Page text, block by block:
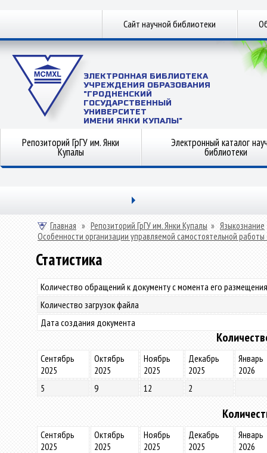
Сайт научной библиотеки
ЭЛЕКТРОННАЯ БИБЛИОТЕКА
УЧРЕЖДЕНИЯ ОБРАЗОВАНИЯ
"ГРОДНЕНСКИЙ
ГОСУДАРСТВЕННЫЙ
УНИВЕРСИТЕТ
ИМЕНИ ЯНКИ КУПАЛЫ"
Репозиторий ГрГУ им. Янки
Купалы
Электронный каталог
библиотеки
Главная » Репозиторий ГрГУ им. Янки Купалы » Языкознание
Особенности организации управляемой самостоятельной
Статистика
Количество обращений к документу с момента его
Количество загрузок файла
Дата создания документа
Сентябрь
2025
Октябрь
2025
Ноябрь
2025
Декабрь
2025
Январь
2026
5
9 12 2
Сентябрь
2025
Октябрь
2025
Ноябрь
2025
Декабрь
2025
Январь
2026